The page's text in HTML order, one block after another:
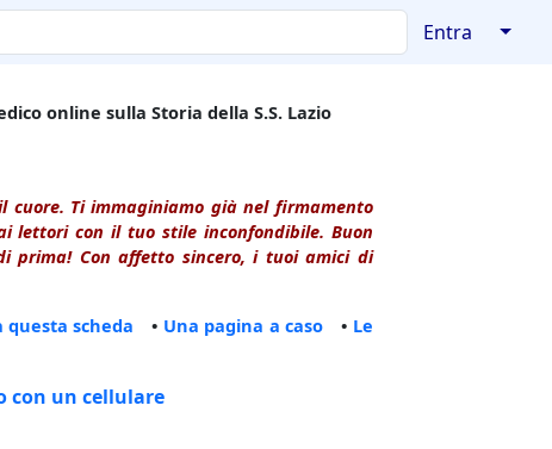
Entra ↓
online sulla Storia della S.S. Lazio
Ti immaginiamo già nel firmamento
lettori con il tuo stile inconfondibile. Buon
prima! Con affetto sincero, i tuoi amici di
questa scheda • Una pagina a caso • Le
con un cellulare